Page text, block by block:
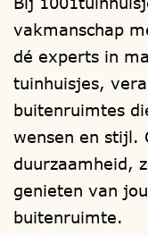
ons, of kom
oriënterend
is geopend
zaterdag van
een afspraak
via de mail
Verwijzingen:
ramen,deuren
vakmanschap
dé experts in
tuinhuisjes,
buitenruimtes
wensen en stijl.
duurzaamheid,
genieten van
buitenruimte.